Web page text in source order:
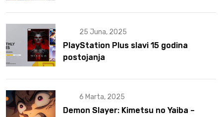
25 Juna, 2025
PlayStation Plus slavi 15 godina
postojanja
6 Marta, 2025
Demon Slayer: Kimetsu no Yaiba –